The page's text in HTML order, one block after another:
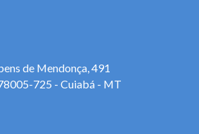
de Mendonça, 491
725 - Cuiabá - MT